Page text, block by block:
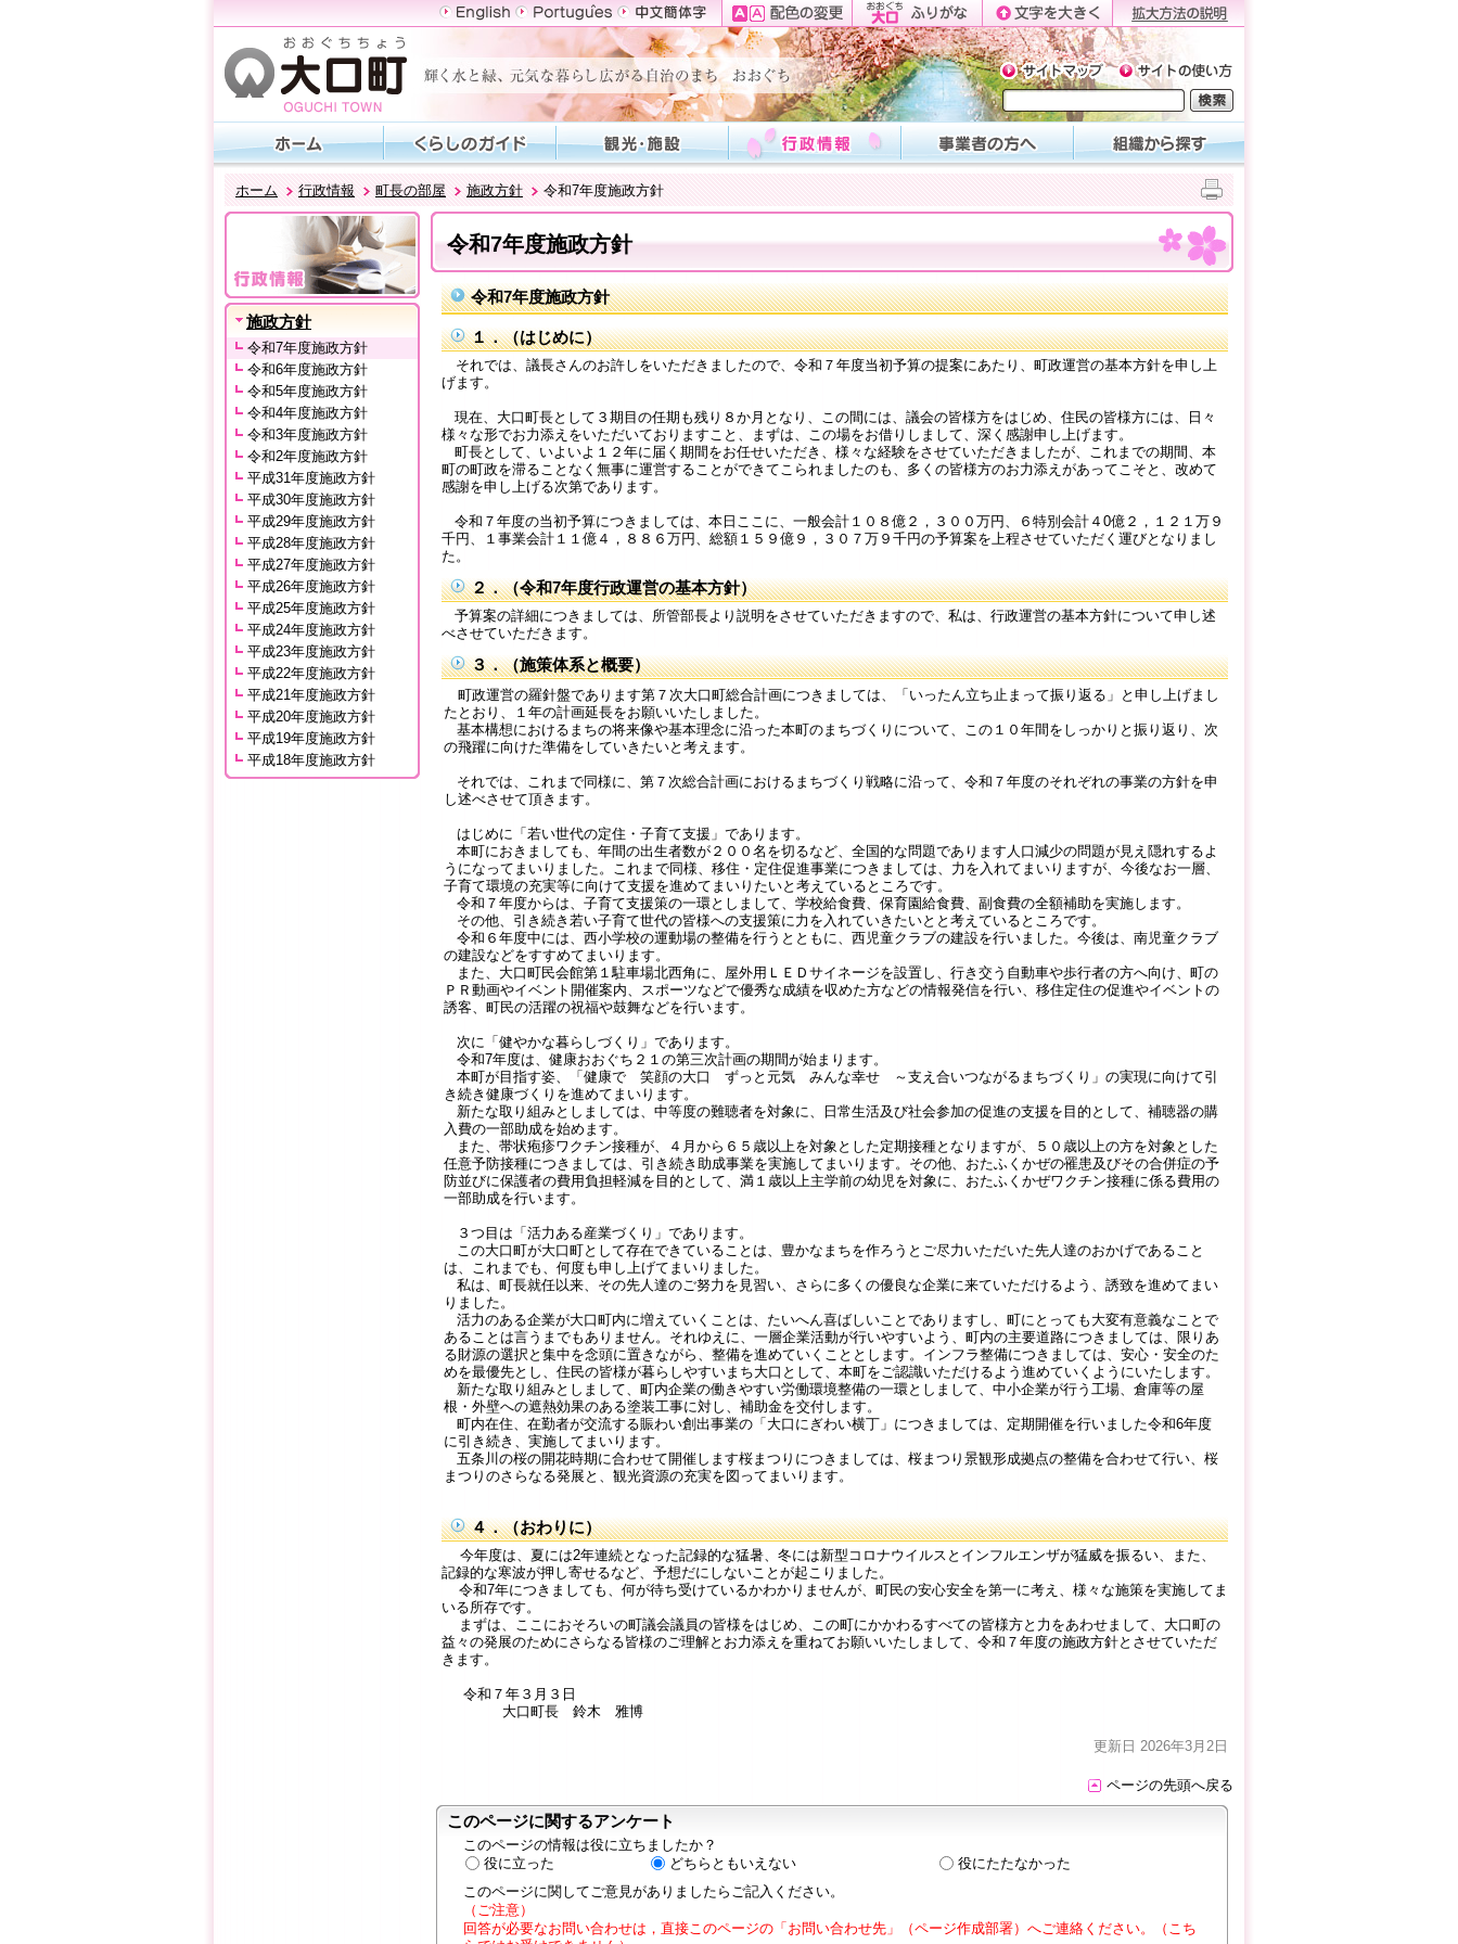
ホーム 行政情報 町長の部屋 施政方針 令和7年度施政方針
施政方針
令和7年度施政方針
令和6年度施政方針
令和5年度施政方針
令和4年度施政方針
令和3年度施政方針
令和2年度施政方針
平成31年度施政方針
平成30年度施政方針
平成29年度施政方針
平成28年度施政方針
平成27年度施政方針
平成26年度施政方針
平成25年度施政方針
平成24年度施政方針
平成23年度施政方針
平成22年度施政方針
平成21年度施政方針
平成20年度施政方針
平成19年度施政方針
平成18年度施政方針
令和7年度施政方針
令和7年度施政方針
１．（はじめに）
それでは、議長さんのお許しをいただきましたので、令和７年度当初予算の提案にあたり、町政運営の基本方針を申し上
げます。
現在、大口町長として３期目の任期も残り８か月となり、この間には、議会の皆様方をはじめ、住民の皆様方には、日々
様々な形でお力添えをいただいておりますこと、まずは、この場をお借りしまして、深く感謝申し上げます。
町長として、いよいよ１２年に届く期間をお任せいただき、様々な経験をさせていただきましたが、これまでの期間、本
町の町政を滞ることなく無事に運営することができてこられましたのも、多くの皆様方のお力添えがあってこそと、改めて
感謝を申し上げる次第であります。
令和７年度の当初予算につきましては、本日ここに、一般会計１０８億２，３００万円、６特別会計４0億２，１２１万９
千円、１事業会計１１億４，８８６万円、総額１５９億９，３０７万９千円の予算案を上程させていただく運びとなりまし
た。
２．（令和7年度行政運営の基本方針）
予算案の詳細につきましては、所管部長より説明をさせていただきますので、私は、行政運営の基本方針について申し述
べさせていただきます。
３．（施策体系と概要）
町政運営の羅針盤であります第７次大口町総合計画につきましては、「いったん立ち止まって振り返る」と申し上げまし
たとおり、１年の計画延長をお願いいたしました。
基本構想におけるまちの将来像や基本理念に沿った本町のまちづくりについて、この１０年間をしっかりと振り返り、次
の飛躍に向けた準備をしていきたいと考えます。
それでは、これまで同様に、第７次総合計画におけるまちづくり戦略に沿って、令和７年度のそれぞれの事業の方針を申
し述べさせて頂きます。
はじめに「若い世代の定住・子育て支援」であります。
本町におきましても、年間の出生者数が２００名を切るなど、全国的な問題であります人口減少の問題が見え隠れするよ
うになってまいりました。これまで同様、移住・定住促進事業につきましては、力を入れてまいりますが、今後なお一層、
子育て環境の充実等に向けて支援を進めてまいりたいと考えているところです。
令和７年度からは、子育て支援策の一環としまして、学校給食費、保育園給食費、副食費の全額補助を実施します。
その他、引き続き若い子育て世代の皆様への支援策に力を入れていきたいとと考えているところです。
令和６年度中には、西小学校の運動場の整備を行うとともに、西児童クラブの建設を行いました。今後は、南児童クラブ
の建設などをすすめてまいります。
また、大口町民会館第１駐車場北西角に、屋外用ＬＥＤサイネージを設置し、行き交う自動車や歩行者の方へ向け、町の
ＰＲ動画やイベント開催案内、スポーツなどで優秀な成績を収めた方などの情報発信を行い、移住定住の促進やイベントの
誘客、町民の活躍の祝福や鼓舞などを行います。
次に「健やかな暮らしづくり」であります。
令和7年度は、健康おおぐち２１の第三次計画の期間が始まります。
本町が目指す姿、「健康で 笑顔の大口 ずっと元気 みんな幸せ ～支え合いつながるまちづくり」の実現に向けて引
き続き健康づくりを進めてまいります。
新たな取り組みとしましては、中等度の難聴者を対象に、日常生活及び社会参加の促進の支援を目的として、補聴器の購
入費の一部助成を始めます。
また、帯状疱疹ワクチン接種が、４月から６５歳以上を対象とした定期接種となりますが、５０歳以上の方を対象とした
任意予防接種につきましては、引き続き助成事業を実施してまいります。その他、おたふくかぜの罹患及びその合併症の予
防並びに保護者の費用負担軽減を目的として、満１歳以上主学前の幼児を対象に、おたふくかぜワクチン接種に係る費用の
一部助成を行います。
３つ目は「活力ある産業づくり」であります。
この大口町が大口町として存在できていることは、豊かなまちを作ろうとご尽力いただいた先人達のおかげであること
は、これまでも、何度も申し上げてまいりました。
私は、町長就任以来、その先人達のご努力を見習い、さらに多くの優良な企業に来ていただけるよう、誘致を進めてまい
りました。
活力のある企業が大口町内に増えていくことは、たいへん喜ばしいことでありますし、町にとっても大変有意義なことで
あることは言うまでもありません。それゆえに、一層企業活動が行いやすいよう、町内の主要道路につきましては、限りあ
る財源の選択と集中を念頭に置きながら、整備を進めていくこととします。インフラ整備につきましては、安心・安全のた
めを最優先とし、住民の皆様が暮らしやすいまち大口として、本町をご認識いただけるよう進めていくようにいたします。
新たな取り組みとしまして、町内企業の働きやすい労働環境整備の一環としまして、中小企業が行う工場、倉庫等の屋
根・外壁への遮熱効果のある塗装工事に対し、補助金を交付します。
町内在住、在勤者が交流する賑わい創出事業の「大口にぎわい横丁」につきましては、定期開催を行いました令和6年度
に引き続き、実施してまいります。
五条川の桜の開花時期に合わせて開催します桜まつりにつきましては、桜まつり景観形成拠点の整備を合わせて行い、桜
まつりのさらなる発展と、観光資源の充実を図ってまいります。
４．（おわりに）
今年度は、夏には2年連続となった記録的な猛暑、冬には新型コロナウイルスとインフルエンザが猛威を振るい、また、
記録的な寒波が押し寄せるなど、予想だにしないことが起こりました。
令和7年につきましても、何が待ち受けているかわかりませんが、町民の安心安全を第一に考え、様々な施策を実施してま
いる所存です。
まずは、ここにおそろいの町議会議員の皆様をはじめ、この町にかかわるすべての皆様方と力をあわせまして、大口町の
益々の発展のためにさらなる皆様のご理解とお力添えを重ねてお願いいたしまして、令和７年度の施政方針とさせていただ
きます。
令和７年３月３日
大口町長 鈴木 雅博
更新日 2026年3月2日
ページの先頭へ戻る
このページに関するアンケート
このページの情報は役に立ちましたか？
役に立った
どちらともいえない
役にたたなかった
このページに関してご意見がありましたらご記入ください。
（ご注意）
回答が必要なお問い合わせは，直接このページの「お問い合わせ先」（ページ作成部署）へご連絡ください。（こち